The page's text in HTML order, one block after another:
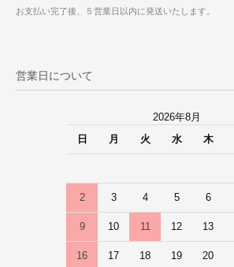
お支払い完了後、５営業日以内に発送いたします。
営業日について
2026年8月
日
月 火 水 木
2 3 4 5 6
9 10 11 12 13
16 17 18 19 20